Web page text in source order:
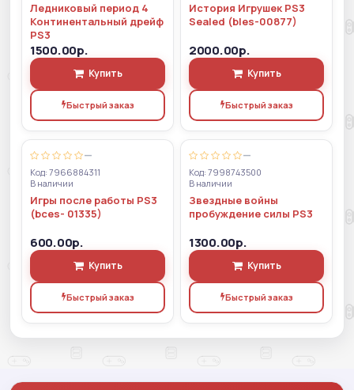
Ледниковый период 4
Континентальный дрейф
PS3
1500.00р.
Купить
Быстрый заказ
История Игрушек PS3
Sealed (bles-00877)
2000.00р.
Купить
Быстрый заказ
—
Код: 7966884311
В наличии
Игры после работы PS3
(bces- 01335)
600.00р.
Купить
Быстрый заказ
—
Код: 7998743500
В наличии
Звездные войны
пробуждение силы PS3
1300.00р.
Купить
Быстрый заказ